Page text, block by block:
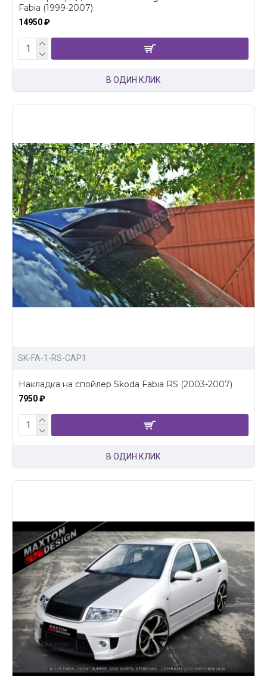
Fabia (1999-2007)
14950 ₽
В ОДИН КЛИК
SK-FA-1-RS-CAP1
Накладка на спойлер Skoda Fabia RS (2003-2007)
7950 ₽
В ОДИН КЛИК